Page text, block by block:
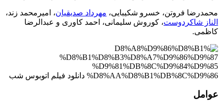
محمدرضا فروتن، خسرو شکیبایی، مهرداد صدیقیان، امیرمحمد زند،
الناز شاکردوست، کوروش سلیمانی، احمد کاوری و عبدالرضا
کاظمی.
عوامل